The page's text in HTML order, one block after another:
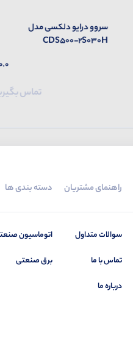
سروو درایو دلکسی مدل
CDS500-2S030H
تماس
راهنمای مشتریان
سوالات متداول
تماس با ما
درباره ما
دسته بندی ها
اتوماسیون
برق صنعتی